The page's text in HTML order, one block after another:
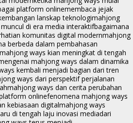
platform onlinemembaca jejak
lanskap teknologimahjong
di era media interaktifbagaimana
komunitas digital modernmahjong
berbeda dalam pembahasan
ways kian meningkat di tengah
mahjong ways dalam dinamika
kembali menjadi bagian dari tren
ways dari perspektif perjalanan
mahjong ways dan cerita perubahan
onlinefenomena mahjong ways
kebiasaan digitalmahjong ways
di tengah laju inovasi mediadari